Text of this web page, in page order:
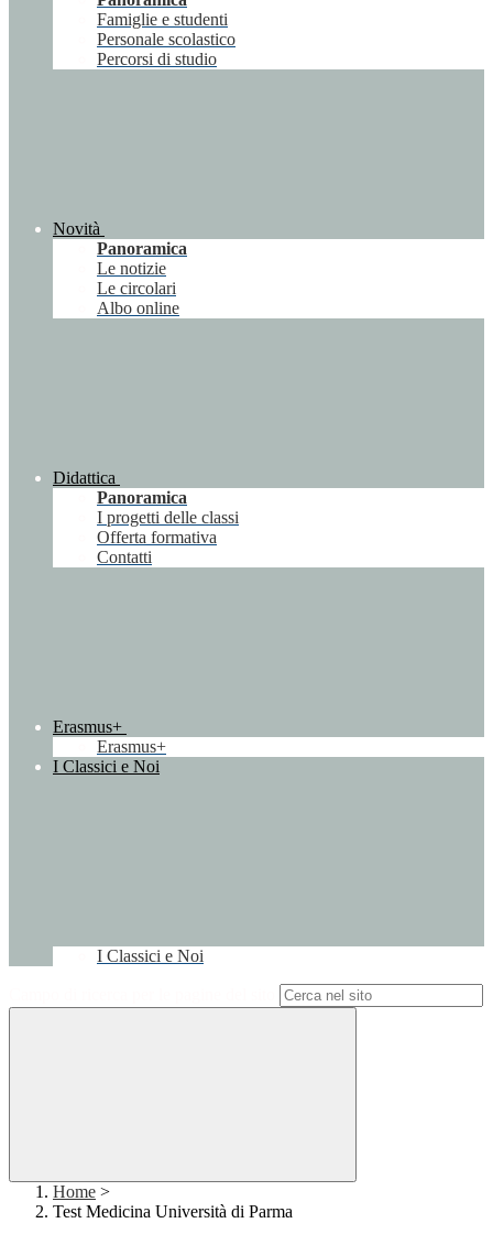
Famiglie e studenti
Personale scolastico
Percorsi di studio
Novità
Panoramica
Le notizie
Le circolari
Albo online
Didattica
Panoramica
I progetti delle classi
Offerta formativa
Contatti
Erasmus+
Erasmus+
I Classici e Noi
I Classici e Noi
Home >
Test Medicina Università di Parma